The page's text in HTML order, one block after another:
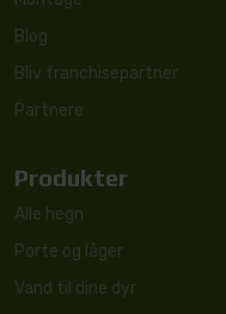
Blog
Bliv franchisepartner
Partnere
Produkter
Alle hegn
Porte og låger
Vand til dine dyr